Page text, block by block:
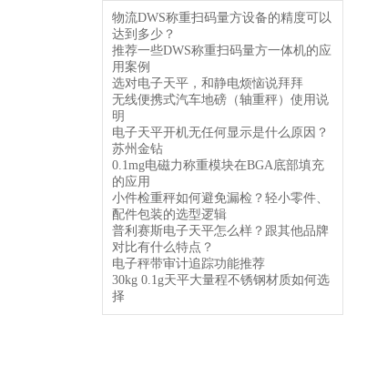
物流DWS称重扫码量方设备的精度可以
达到多少？
推荐一些DWS称重扫码量方一体机的应
用案例
选对电子天平，和静电烦恼说拜拜
无线便携式汽车地磅（轴重秤）使用说
明
电子天平开机无任何显示是什么原因？
苏州金钻
0.1mg电磁力称重模块在BGA底部填充
的应用
小件检重秤如何避免漏检？轻小零件、
配件包装的选型逻辑
普利赛斯电子天平怎么样？跟其他品牌
对比有什么特点？
电子秤带审计追踪功能推荐
30kg 0.1g天平大量程不锈钢材质如何选
择